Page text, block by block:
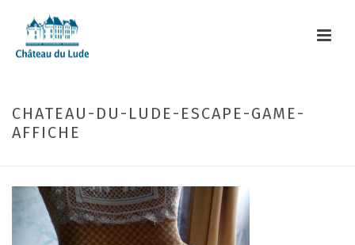
CHATEAU-DU-LUDE-ESCAPE-GAME-
AFFICHE